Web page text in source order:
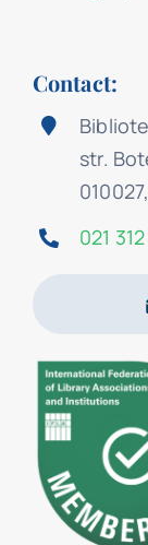
Contact:
str.
021